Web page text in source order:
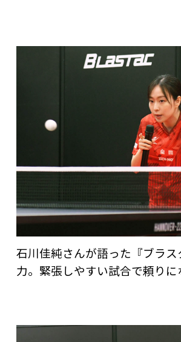
石川佳純さんが語った『ブラ
力。緊張しやすい試合で頼りに